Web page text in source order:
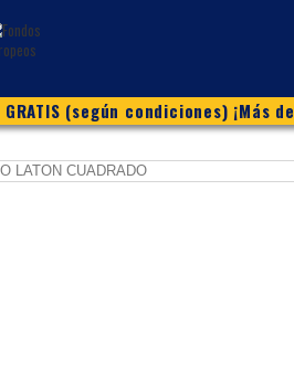
GRATIS (según condiciones)